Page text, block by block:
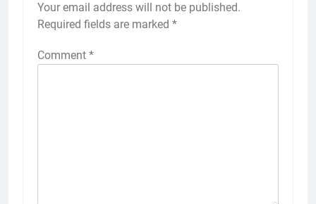
Your email address will not be published.
Required fields are marked *
Comment *